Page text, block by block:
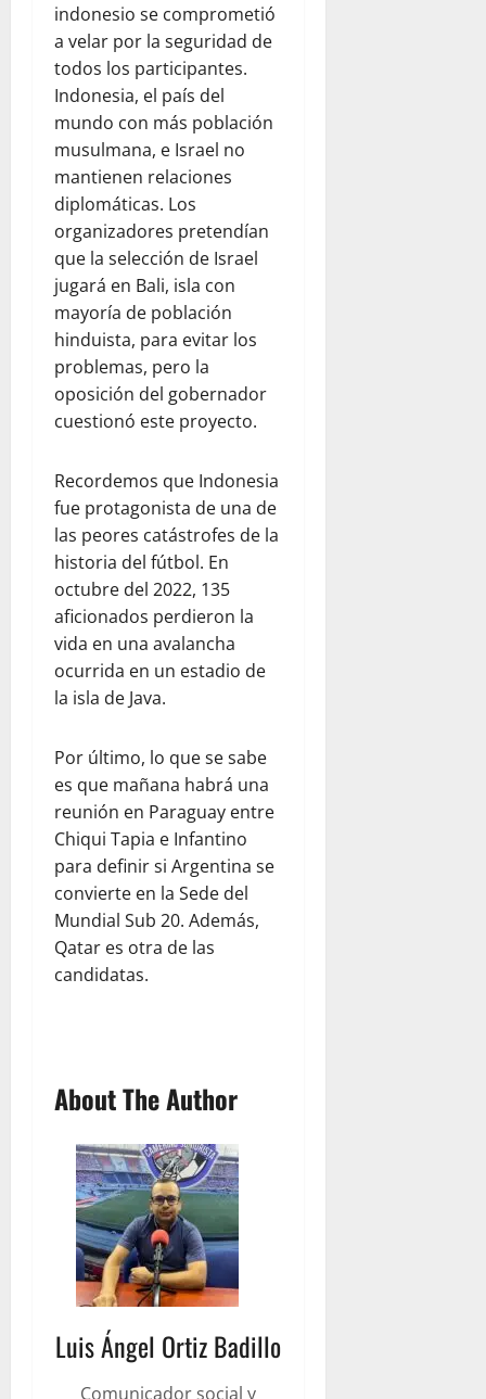
indonesio se comprometió
a velar por la seguridad de
todos los participantes.
Indonesia, el país del
mundo con más población
musulmana, e Israel no
mantienen relaciones
diplomáticas. Los
organizadores pretendían
que la selección de Israel
jugará en Bali, isla con
mayoría de población
hinduista, para evitar los
problemas, pero la
oposición del gobernador
cuestionó este proyecto.
Recordemos que Indonesia
fue protagonista de una de
las peores catástrofes de la
historia del fútbol. En
octubre del 2022, 135
aficionados perdieron la
vida en una avalancha
ocurrida en un estadio de
la isla de Java.
Por último, lo que se sabe
es que mañana habrá una
reunión en Paraguay entre
Chiqui Tapia e Infantino
para definir si Argentina se
convierte en la Sede del
Mundial Sub 20. Además,
Qatar es otra de las
candidatas.
About The Author
Luis Ángel Ortiz Badillo
Comunicador social y